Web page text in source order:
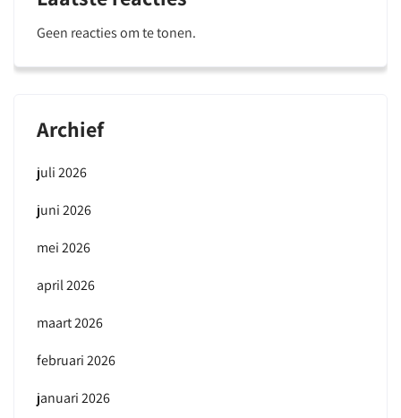
Geen reacties om te tonen.
Archief
juli 2026
juni 2026
mei 2026
april 2026
maart 2026
februari 2026
januari 2026